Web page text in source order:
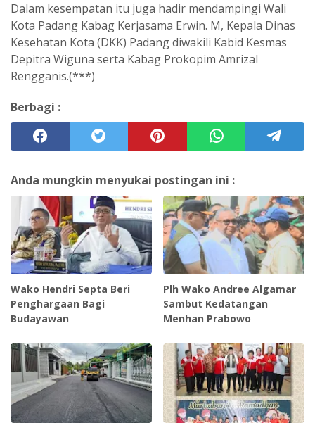
Dalam kesempatan itu juga hadir mendampingi Wali
Kota Padang Kabag Kerjasama Erwin. M, Kepala Dinas
Kesehatan Kota (DKK) Padang diwakili Kabid Kesmas
Depitra Wiguna serta Kabag Prokopim Amrizal
Rengganis.(***)
Berbagi :
Anda mungkin menyukai postingan ini :
Wako Hendri Septa Beri
Penghargaan Bagi
Budayawan
Plh Wako Andree Algamar
Sambut Kedatangan
Menhan Prabowo